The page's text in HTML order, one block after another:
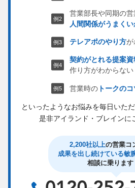
営業部長や同期の営
人間関係がうまく
テレアポのやり方
契約がとれる提案資
作り方がわからない
営業時の トークのコ
といったようなお悩みを毎日いた
是非アイランド・ブレインに
2,200社以上の営業コ
成果を出し続けている敏
相談に乗ります